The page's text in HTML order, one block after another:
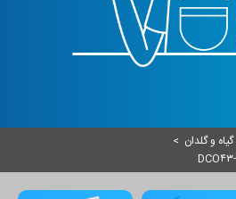
و گلدان >